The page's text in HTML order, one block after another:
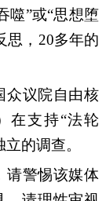
噬”或“思想堕
思， 20多年的
众议院自由核
在支持“法轮
立的调查。
请警惕该媒体